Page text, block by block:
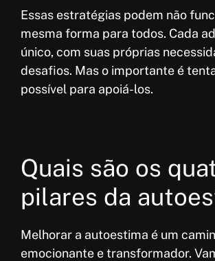
Essas estratégias podem não
mesma forma para todos. Cada
único, com suas próprias
desafios. Mas o importante é
possível para apoiá-los.
Quais são os
pilares da
Melhorar a autoestima é um
emocionante e transformador.